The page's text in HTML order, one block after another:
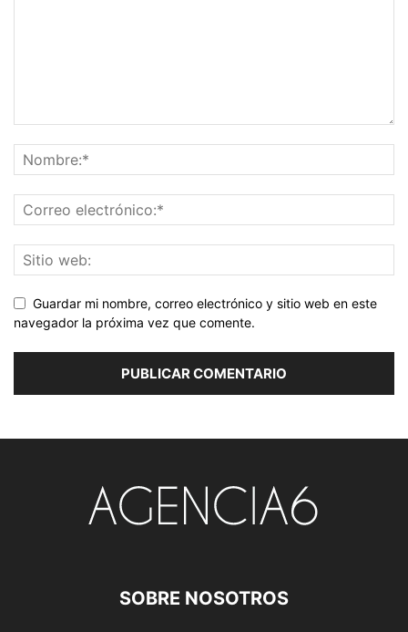
Guardar mi nombre, correo electrónico y sitio web en este
navegador la próxima vez que comente.
SOBRE NOSOTROS